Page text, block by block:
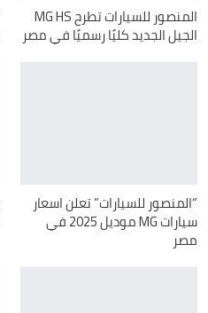
المنصور للسيارات تطرح MG HS
الجيل الجديد كليًا رسميًا في مصر
“المنصور للسيارات” تعلن اسعار
سيارات MG موديل 2025 في
مصر